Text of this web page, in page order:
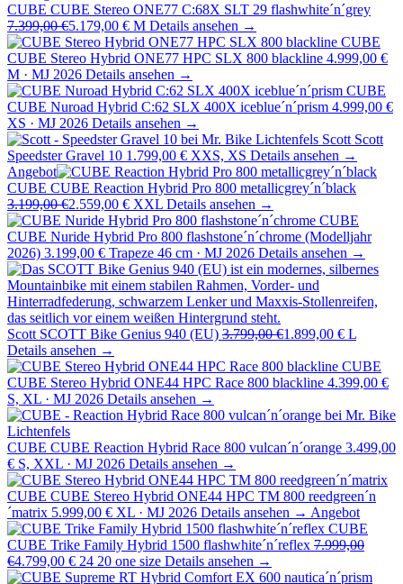
CUBE CUBE Stereo ONE77 C:68X SLT 29 flashwhite´n´grey
7.399,00 €5.179,00 € M Details ansehen →
CUBE
CUBE Stereo Hybrid ONE77 HPC SLX 800 blackline 4.999,00 €
M · MJ 2026 Details ansehen →
CUBE
CUBE Nuroad Hybrid C:62 SLX 400X iceblue´n´prism 4.999,00 €
XS · MJ 2026 Details ansehen →
Scott Scott
Speedster Gravel 10 1.799,00 € XXS, XS Details ansehen →
Angebot
CUBE CUBE Reaction Hybrid Pro 800 metallicgrey´n´black
3.199,00 €2.559,00 € XXL Details ansehen →
CUBE
CUBE Nuride Hybrid Pro 800 flashstone´n´chrome (Modelljahr
2026) 3.199,00 € Trapeze 46 cm · MJ 2026 Details ansehen →
Scott SCOTT Bike Genius 940 (EU) 3.799,00 €1.899,00 € L
Details ansehen →
CUBE
CUBE Stereo Hybrid ONE44 HPC Race 800 blackline 4.399,00 €
S, XL · MJ 2026 Details ansehen →
CUBE CUBE Reaction Hybrid Race 800 vulcan´n´orange 3.499,00
€ S, XXL · MJ 2026 Details ansehen →
CUBE CUBE Stereo Hybrid ONE44 HPC TM 800 reedgreen´n
´matrix 5.999,00 € XL · MJ 2026 Details ansehen → Angebot
CUBE
CUBE Trike Family Hybrid 1500 flashwhite´n´reflex 7.999,00
€4.799,00 € 24 20 one size Details ansehen →